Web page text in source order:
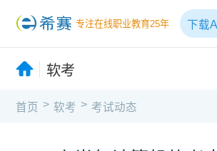
专注在线职业教育25年 下载
软考
首页 > 软考 > 考试动态